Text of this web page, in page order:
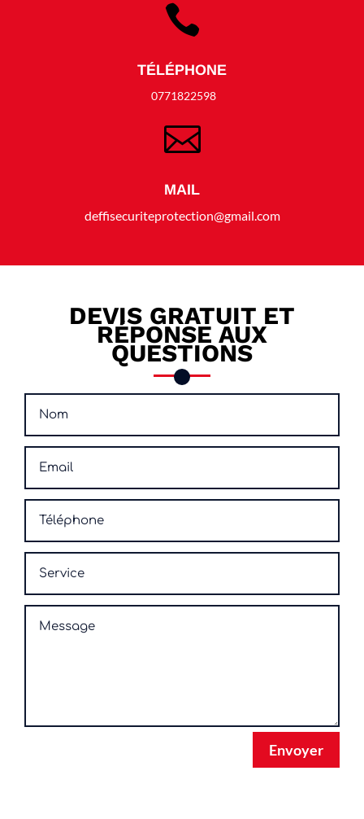

TÉLÉPHONE
0771822598

MAIL
deffisecuriteprotection@gmail.com
DEVIS GRATUIT ET
RÉPONSE AUX
QUESTIONS
Envoyer